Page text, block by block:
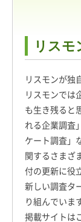
リスモ
リスモンが独
リスモンでは
も生き残ると
れる企業調査
ケート調査」
関するさまざ
付の更新に役
新しい調査タ
り組んでいま
掲載サイトは